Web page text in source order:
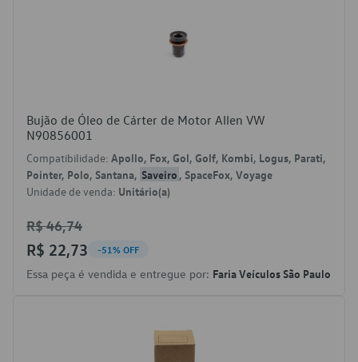
Bujão de Óleo de Cárter de Motor Allen VW
N90856001
Compatibilidade: Apollo, Fox, Gol, Golf, Kombi, Logus, Parati,
Pointer, Polo, Santana, Saveiro , SpaceFox, Voyage
Unidade de venda: Unitário(a)
R$ 46,74
R$ 22,73 -51% OFF
Essa peça é vendida e entregue por: Faria Veículos São Paulo